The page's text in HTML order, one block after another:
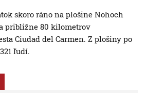
skoro ráno na plošine Nohoch
približne 80 kilometrov
Ciudad del Carmen. Z plošiny po
ľudí.